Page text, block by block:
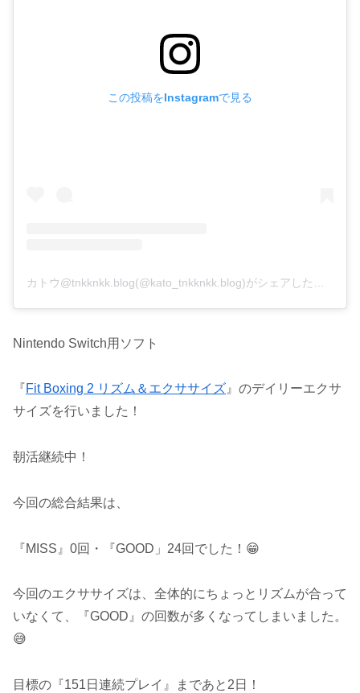
この投稿をInstagramで見る
Nintendo Switch用ソフト
『Fit Boxing 2 リズム＆エクササイズ 』のデイリーエクサ
サイズを行いました！
朝活継続中！
今回の総合結果は、
『MISS』0回・『GOOD」24回でした！😁
今回のエクササイズは、全体的にちょっとリズムが合って
いなくて、『GOOD』の回数が多くなってしまいました。
😅
目標の『151日連続プレイ』まであと2日！